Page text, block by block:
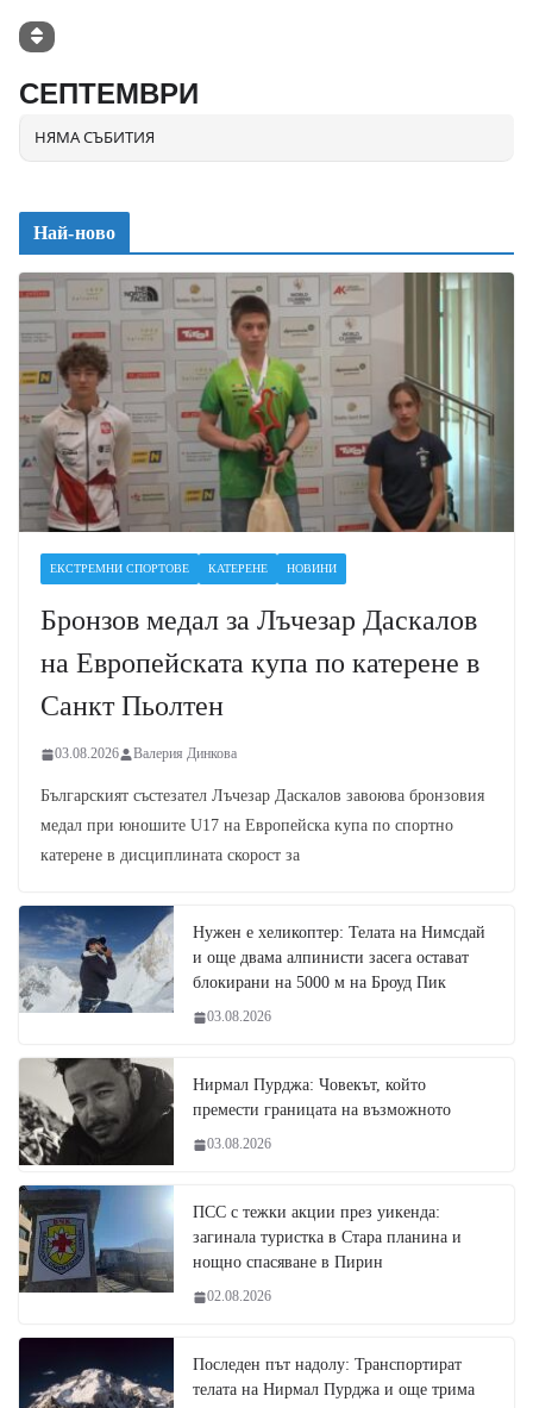
СЕПТЕМВРИ
НЯМА СЪБИТИЯ
Най-ново
ЕКСТРЕМНИ СПОРТОВЕ КАТЕРЕНЕ НОВИНИ
Бронзов медал за Лъчезар Даскалов
на Европейската купа по катерене в
Санкт Пьолтен
03.08.2026 Валерия Динкова
Българският състезател Лъчезар Даскалов завоюва бронзовия
медал при юношите U17 на Европейска купа по спортно
катерене в дисциплината скорост за
Нужен е хеликоптер: Телата на Нимсдай
и още двама алпинисти засега остават
блокирани на 5000 м на Броуд Пик
03.08.2026
Нирмал Пурджа: Човекът, който
премести границата на възможното
03.08.2026
ПСС с тежки акции през уикенда:
загинала туристка в Стара планина и
нощно спасяване в Пирин
02.08.2026
Последен път надолу: Транспортират
телата на Нирмал Пурджа и още трима